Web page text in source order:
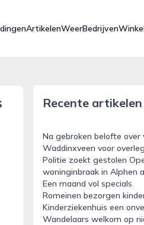
ArtikelenWeerBedrijven
Recente artikelen
Na gebroken belofte over
Waddinxveen voor
Politie zoekt gestolen
woninginbraak in Alphen
Een maand vol specials
Romeinen bezorgen
Kinderziekenhuis een
Wandelaars welkom op